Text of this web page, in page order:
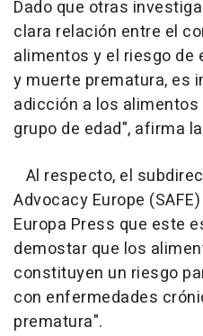
Dado que otras
clara relación entre el
alimentos y el riesgo
y muerte prematura, es
adicción a los
grupo de edad", afirma
Al respecto, el
Advocacy Europe
Europa Press que este
demostar que los
constituyen un riesgo
con enfermedades
prematura".